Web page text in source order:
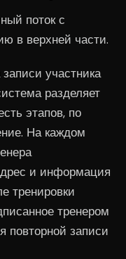
поток с
в верхней части.
участника
разделяет
этапов, по
На каждом
и информация
тренировки
тренером
повторной записи